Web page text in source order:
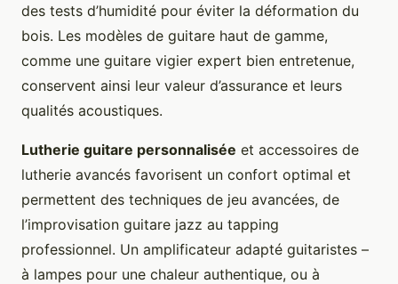
des tests d’humidité pour éviter la déformation du
bois. Les modèles de guitare haut de gamme,
comme une guitare vigier expert bien entretenue,
conservent ainsi leur valeur d’assurance et leurs
qualités acoustiques.
Lutherie guitare personnalisée et accessoires de
lutherie avancés favorisent un confort optimal et
permettent des techniques de jeu avancées, de
l’improvisation guitare jazz au tapping
professionnel. Un amplificateur adapté guitaristes –
à lampes pour une chaleur authentique, ou à